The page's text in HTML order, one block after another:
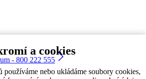
a cookies
používáme nebo ukládáme soubory cookies,
- 800 222 555